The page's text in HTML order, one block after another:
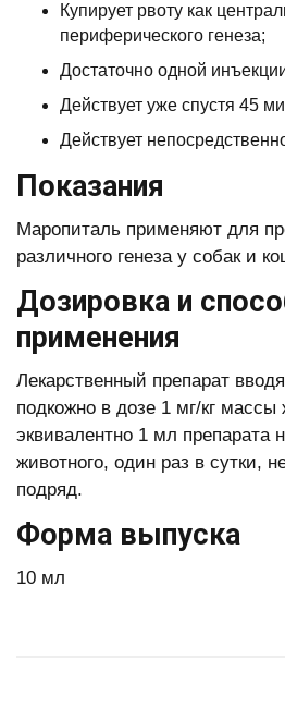
Купирует рвоту как
периферического генеза;
Достаточно одной
Действует уже спустя 45
Действует
Показания
Маропиталь применяют для
различного генеза у собак и
Дозировка и
применения
Лекарственный препарат
подкожно в дозе 1 мг/кг массы
эквивалентно 1 мл препарата
животного, один раз в сутки,
подряд.
Форма выпуска
10 мл